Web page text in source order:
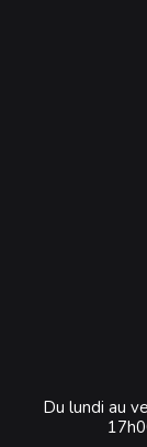
Du lundi au